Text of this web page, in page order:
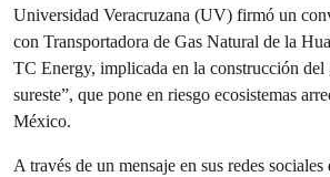
Universidad Veracruzana (UV) firmó un
con Transportadora de Gas Natural de la
TC Energy, implicada en la construcción del
sureste”, que pone en riesgo ecosistemas
México.
A través de un mensaje en sus redes sociales